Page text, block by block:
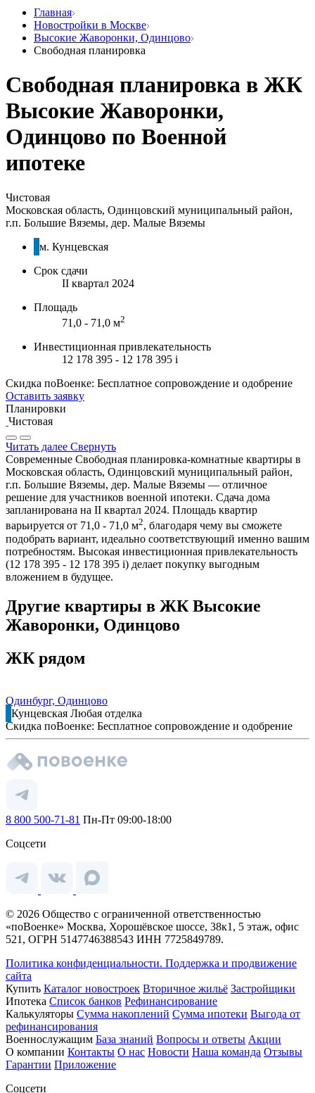
Главная
Новостройки в Москве
Высокие Жаворонки, Одинцово
Свободная планировка
Свободная планировка в ЖК
Высокие Жаворонки,
Одинцово по Военной
ипотеке
Чистовая
Московская область, Одинцовский муниципальный район,
г.п. Большие Вяземы, дер. Малые Вяземы
м. Кунцевская
Срок сдачи
II квартал 2024
Площадь
71,0 - 71,0 м2
Инвестиционная привлекательность
12 178 395 - 12 178 395 i
Скидка поВоенке: Бесплатное сопровождение и одобрение
Оставить заявку
Планировки
Чистовая
Читать далее Свернуть
Современные Свободная планировка-комнатные квартиры в
Московская область, Одинцовский муниципальный район,
г.п. Большие Вяземы, дер. Малые Вяземы — отличное
решение для участников военной ипотеки. Сдача дома
запланирована на II квартал 2024. Площадь квартир
варьируется от 71,0 - 71,0 м2, благодаря чему вы сможете
подобрать вариант, идеально соответствующий именно вашим
потребностям. Высокая инвестиционная привлекательность
(12 178 395 - 12 178 395 i) делает покупку выгодным
вложением в будущее.
Другие квартиры в ЖК Высокие
Жаворонки, Одинцово
ЖК рядом
Одинбург, Одинцово
Кунцевская Любая отделка
Скидка поВоенке: Бесплатное сопровождение и одобрение
8 800 500-71-81 Пн-Пт 09:00-18:00
Соцсети
© 2026 Общество с ограниченной ответственностью
«поВоенке» Москва, Хорошёвское шоссе, 38к1, 5 этаж, офис
521, ОГРН 5147746388543 ИНН 7725849789.
Политика конфиденциальности. Поддержка и продвижение
сайта
Купить Каталог новостроек Вторичное жильё Застройщики
Ипотека Список банков Рефинансирование
Калькуляторы Сумма накоплений Сумма ипотеки Выгода от
рефинансирования
Военнослужащим База знаний Вопросы и ответы Акции
О компании Контакты О нас Новости Наша команда Отзывы
Гарантии Приложение
Соцсети